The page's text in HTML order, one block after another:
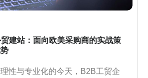
建站：面向欧美采购商的实战策
性与专业化的今天，B2B工贸企